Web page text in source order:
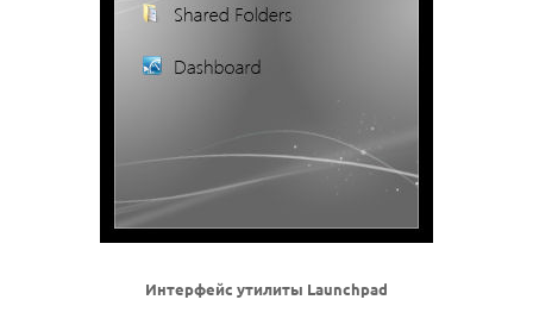
Интерфейс утилиты Launchpad